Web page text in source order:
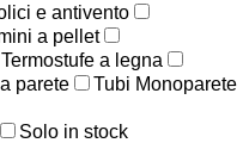
e antivento
a pellet
Termostufe a legna
parete
Tubi Monoparete
Solo in stock